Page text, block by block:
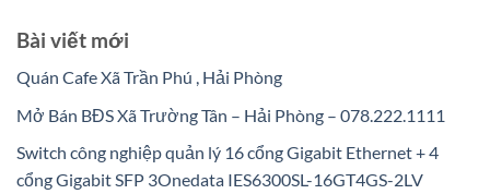
Bài viết mới
Quán Cafe Xã Trần Phú , Hải Phòng
Mở Bán BĐS Xã Trường Tân – Hải Phòng – 078.222.1111
Switch công nghiệp quản lý 16 cổng Gigabit Ethernet + 4
cổng Gigabit SFP 3Onedata IES6300SL-16GT4GS-2LV